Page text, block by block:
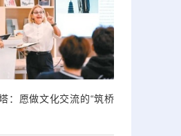
：愿做文化交流的“筑桥